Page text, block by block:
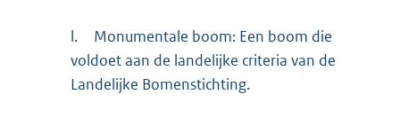
l.
Monumentale boom: Een boom die
voldoet aan de landelijke criteria van de
Landelijke Bomenstichting.